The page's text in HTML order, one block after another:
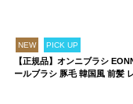
NEW PICK UP
【正規品】オンニブラシ
ールブラシ 豚毛 韓国風 前髪